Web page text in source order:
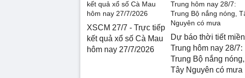
XSCM 27/7 - Trực tiếp
kết quả xổ số Cà Mau
hôm nay 27/7/2026
Dự báo thời tiết miền
Trung hôm nay 28/7:
Trung Bộ nắng nóng,
Tây Nguyên có mưa